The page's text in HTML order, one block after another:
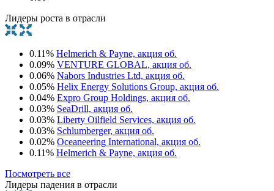
Лидеры роста в отрасли
0.11% Helmerich & Payne, акция об.
0.09% VENTURE GLOBAL, акция об.
0.06% Nabors Industries Ltd, акция об.
0.05% Helix Energy Solutions Group, акция об.
0.04% Expro Group Holdings, акция об.
0.03% SeaDrill, акция об.
0.03% Liberty Oilfield Services, акция об.
0.03% Schlumberger, акция об.
0.02% Oceaneering International, акция об.
0.11% Helmerich & Payne, акция об.
Посмотреть все
Лидеры падения в отрасли